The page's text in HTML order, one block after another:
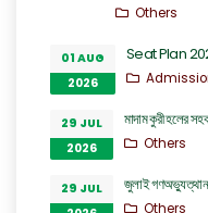
Others
01 AUG
2026
Seat Plan
29 JUL
2026
মাদাম কুরী হলের
Others
29 JUL
জুলাই গণঅভ্যুত্থান
Others